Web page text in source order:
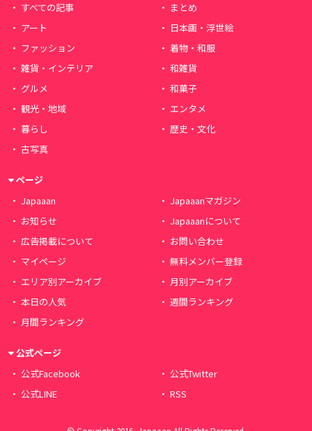
すべての記事
まとめ
アート
日本画・浮世絵
ファッション
着物・和服
雑貨・インテリア
和雑貨
グルメ
和菓子
観光・地域
エンタメ
暮らし
歴史・文化
古写真
ページ
Japaaan
Japaaanマガジン
お知らせ
Japaaanについて
広告掲載について
お問い合わせ
マイページ
無料メンバー登録
エリア別アーカイブ
月別アーカイブ
本日の人気
週間ランキング
月間ランキング
公式ページ
公式Facebook
公式Twitter
公式LINE
RSS